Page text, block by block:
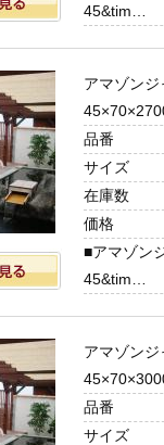
45&tim…
アマゾン
品番
サイズ
在庫数
価格
■アマゾン
45&tim…
アマゾン
品番
サイズ